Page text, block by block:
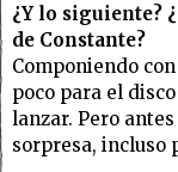
¿Y lo siguiente?
de Constante?
Componiendo
poco para el
lanzar. Pero
sorpresa, incluso